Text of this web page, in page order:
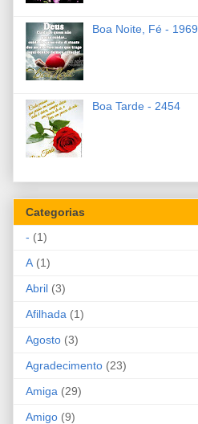
Boa Noite, Fé - 1969
Boa Tarde - 2454
Categorias
- (1)
A (1)
Abril (3)
Afilhada (1)
Agosto (3)
Agradecimento (23)
Amiga (29)
Amigo (9)